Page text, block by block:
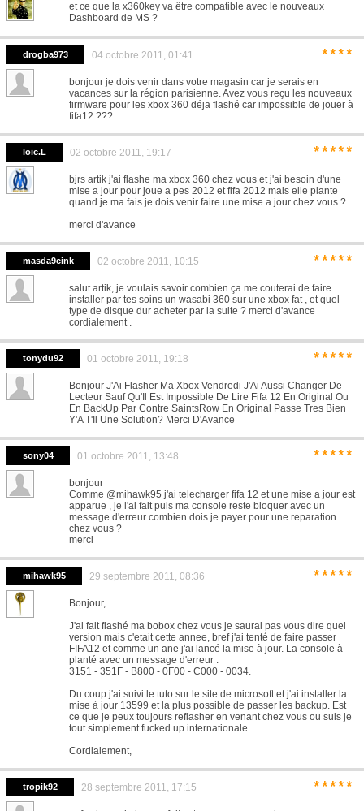
et ce que la x360key va être compatible avec le nouveaux
Dashboard de MS ?
drogba973 04 octobre 2011, 01:41 ****
bonjour je dois venir dans votre magasin car je serais en
vacances sur la région parisienne. Avez vous reçu les nouveaux
firmware pour les xbox 360 déja flashé car impossible de jouer à
fifa12 ???
loic.L 02 octobre 2011, 19:17 *****
bjrs artik j'ai flashe ma xbox 360 chez vous et j'ai besoin d'une
mise a jour pour joue a pes 2012 et fifa 2012 mais elle plante
quand je ma fais je dois venir faire une mise a jour chez vous ?
merci d'avance
masda9cink 02 octobre 2011, 10:15 *****
salut artik, je voulais savoir combien ça me couterai de faire
installer par tes soins un wasabi 360 sur une xbox fat , et quel
type de disque dur acheter par la suite ? merci d'avance
cordialement .
tonydu92 01 octobre 2011, 19:18 *****
Bonjour J'Ai Flasher Ma Xbox Vendredi J'Ai Aussi Changer De
Lecteur Sauf Qu'Il Est Impossible De Lire Fifa 12 En Original Ou
En BackUp Par Contre SaintsRow En Original Passe Tres Bien
Y'A T'Il Une Solution? Merci D'Avance
sony04 01 octobre 2011, 13:48 *****
bonjour
Comme @mihawk95 j'ai telecharger fifa 12 et une mise a jour est
apparue , je l'ai fait puis ma console reste bloquer avec un
message d'erreur combien dois je payer pour une reparation
chez vous ?
merci
mihawk95 29 septembre 2011, 08:36 *****
Bonjour,
J'ai fait flashé ma bobox chez vous je saurai pas vous dire quel
version mais c'etait cette annee, bref j'ai tenté de faire passer
FIFA12 et comme un ane j'ai lancé la mise à jour. La console à
planté avec un message d'erreur :
3151 - 351F - B800 - 0F00 - C000 - 0034.
Du coup j'ai suivi le tuto sur le site de microsoft et j'ai installer la
mise à jour 13599 et la plus possible de passer les backup. Est
ce que je peux toujours reflasher en venant chez vous ou suis je
tout simplement fucked up internationale.
Cordialement,
tropik92 28 septembre 2011, 17:15 *****